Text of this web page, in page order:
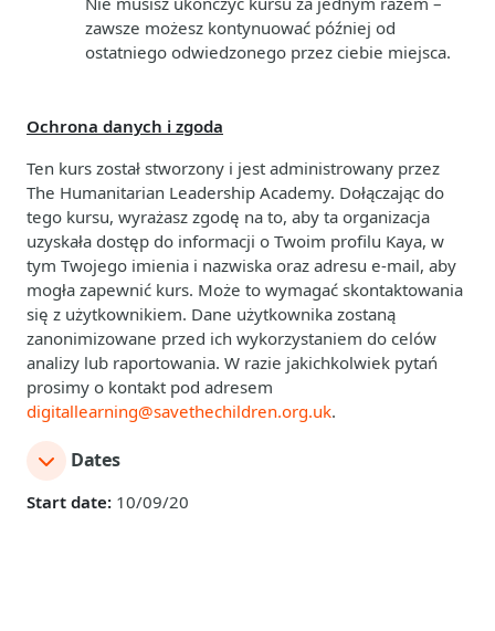
zawsze możesz kontynuować później od
ostatniego odwiedzonego przez ciebie miejsca.
Ochrona danych i zgoda
Ten kurs został stworzony i jest administrowany przez
The Humanitarian Leadership Academy. Dołączając do
tego kursu, wyrażasz zgodę na to, aby ta organizacja
uzyskała dostęp do informacji o Twoim profilu Kaya, w
tym Twojego imienia i nazwiska oraz adresu e-mail, aby
mogła zapewnić kurs. Może to wymagać skontaktowania
się z użytkownikiem. Dane użytkownika zostaną
zanonimizowane przed ich wykorzystaniem do celów
analizy lub raportowania. W razie jakichkolwiek pytań
prosimy o kontakt pod adresem
digitallearning@savethechildren.org.uk.
Dates
Start date: 10/09/20